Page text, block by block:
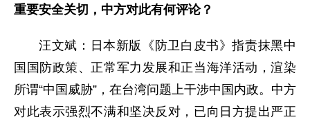
重要安全关切，中方对此有何评论？
汪文斌：日本新版《防卫白皮书》指责抹黑中
国国防政策、正常军力发展和正当海洋活动，渲染
所谓“中国威胁”，在台湾问题上干涉中国内政。中方
对此表示强烈不满和坚决反对，已向日方提出严正